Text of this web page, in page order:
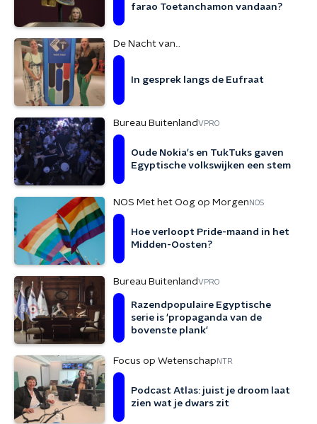
farao Toetanchamon vandaan?
De Nacht van...
In gesprek langs de Eufraat
Bureau BuitenlandVPRO
Oude Nokia's en TukTuks gaven
Egyptische volkswijken een stem
NOS Met het Oog op Morgen NOS
Hoe verloopt Pride-maand in het
Midden-Oosten?
Bureau BuitenlandVPRO
Razendpopulaire Egyptische
serie is 'propaganda van de
bovenste plank'
Focus op Wetenschap NTR
Podcast Atlas: juist je droom laat
zien wat je dwars zit